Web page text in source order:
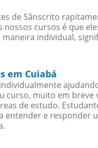
de Sânscrito
cursos é que
individual,
em Cuiabá
curso, muito em
de estudo.
e responder